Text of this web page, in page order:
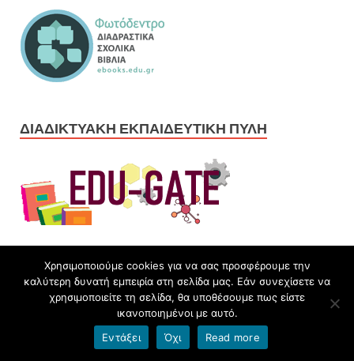
ΔΙΑΔΙΚΤΥΑΚΉ ΕΚΠΑΙΔΕΥΤΙΚΉ ΠΎΛΗ
ΠΕΙΡΆΜΑΤΑ ΦΥΣΙΚΉΣ ΜΕ ΑΠΛΆ ΥΛΙΚΆ
Χρησιμοποιούμε cookies για να σας προσφέρουμε την
καλύτερη δυνατή εμπειρία στη σελίδα μας. Εάν συνεχίσετε να
χρησιμοποιείτε τη σελίδα, θα υποθέσουμε πως είστε
ικανοποιημένοι με αυτό.
Εντάξει
Όχι Read more